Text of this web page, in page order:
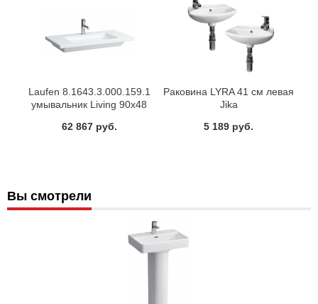
Laufen 8.1643.3.000.159.1
умывальник Living 90х48
62 867 руб.
Раковина LYRA 41 см левая
Jika
5 189 руб.
Вы смотрели